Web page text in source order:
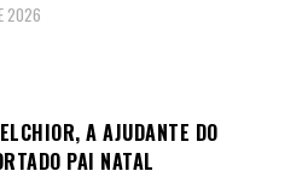
2026
A AJUDANTE DO
PAI NATAL